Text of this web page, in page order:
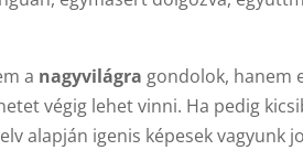
a nagyvilágra gondolok, hanem
végig lehet vinni. Ha pedig
elv alapján igenis képesek vagyunk